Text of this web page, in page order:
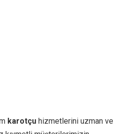
karotçu hizmetlerini uzman ve